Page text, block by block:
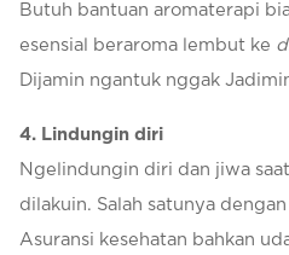
Butuh bantuan aromaterapi
esensial beraroma lembut ke
Dijamin ngantuk nggak
4. Lindungin diri
Ngelindungin diri dan jiwa
dilakuin. Salah satunya
Asuransi kesehatan bahkan